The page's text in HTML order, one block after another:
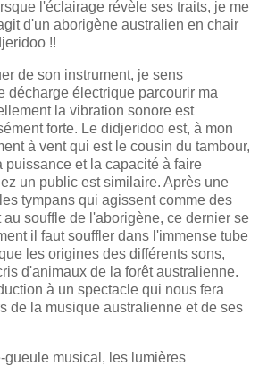
l'éclairage révèle ses traits, je me
d'un aborigène australien en chair
!!
de son instrument, je sens
décharge électrique parcourir ma
la vibration sonore est
forte. Le didjeridoo est, à mon
à vent qui est le cousin du tambour,
puissance et la capacité à faire
un public est similaire. Après une
tympans qui agissent comme des
souffle de l'aborigène, ce dernier se
il faut souffler dans l'immense tube
les origines des différents sons,
d'animaux de la forêt australienne.
à un spectacle qui nous fera
de la musique australienne et de ses
gueule musical, les lumières